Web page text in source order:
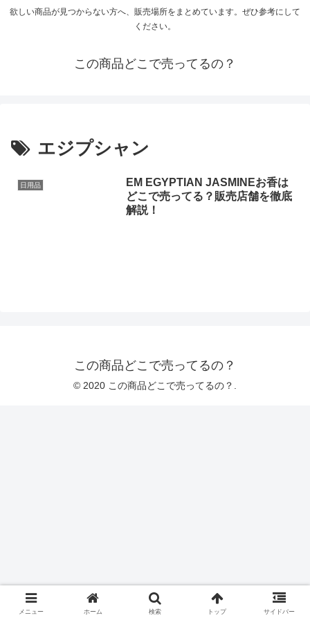
欲しい商品が見つからない方へ、販売場所をまとめています。ぜひ参考にして
ください。
この商品どこで売ってるの？
エジプシャン
日用品
EM EGYPTIAN JASMINEお香は
どこで売ってる？販売店舗を徹底
解説！
この商品どこで売ってるの？
© 2020 この商品どこで売ってるの？.
メニュー ホーム 検索 トップ サイドバー